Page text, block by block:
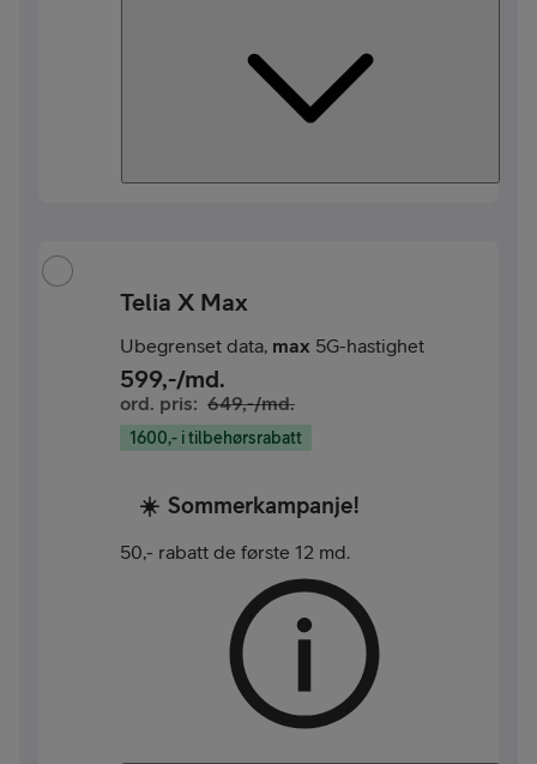
Telia X Max
Ubegrenset data, max 5G-hastighet
599,-/md.
ord. pris: 649,-/md.
1600,- i tilbehørsrabatt
☀️ Sommerkampanje!
50,- rabatt de første 12 md.